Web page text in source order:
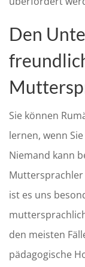
Den
Sie können
lernen, wenn
Niemand kann
ist es uns
den meisten
pädagogische